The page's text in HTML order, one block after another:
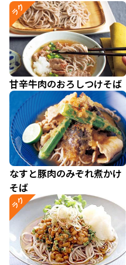
ラク
甘辛牛肉のおろしつけそば
なすと豚肉のみぞれ煮かけ
そば
ラク